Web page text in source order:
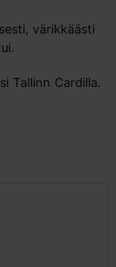
värikkäästi
Tallinn Cardilla.